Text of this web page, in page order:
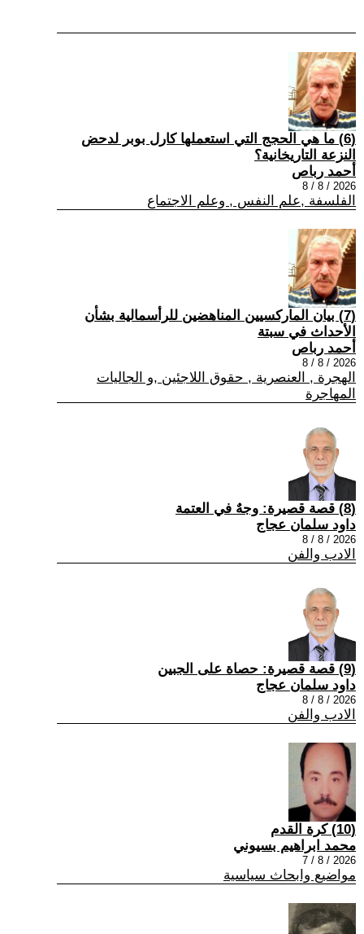
(6) ما هي الحجج التي استعملها كارل بوبر لدحض
النزعة التاريخانية؟
أحمد رباص
2026 / 8 / 8
الفلسفة ,علم النفس , وعلم الاجتماع
(7) بيان الماركسيين المناهضين للرأسمالية بشأن
الأحداث في سبتة
أحمد رباص
2026 / 8 / 8
الهجرة , العنصرية , حقوق اللاجئين ,و الجاليات
المهاجرة
(8) قصة قصيرة: وجهٌ في العتمة
داود سلمان عجاج
2026 / 8 / 8
الادب والفن
(9) قصة قصيرة: حصاة على الجبين
داود سلمان عجاج
2026 / 8 / 8
الادب والفن
(10) كرة القدم
محمد ابراهيم بسيوني
2026 / 8 / 7
مواضيع وابحاث سياسية